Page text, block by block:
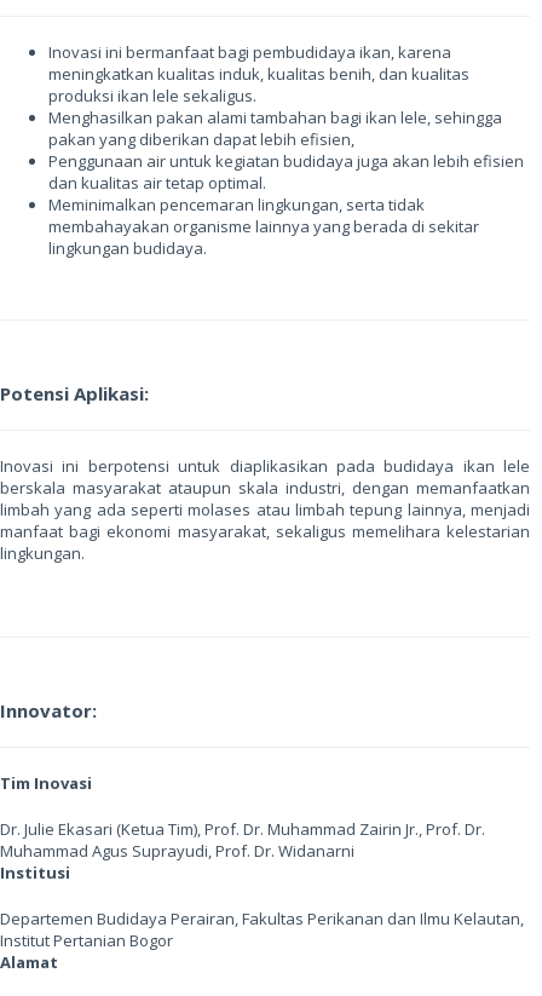
Inovasi ini bermanfaat bagi pembudidaya ikan, karena
meningkatkan kualitas induk, kualitas benih, dan kualitas
produksi ikan lele sekaligus.
Menghasilkan pakan alami tambahan bagi ikan lele, sehingga
pakan yang diberikan dapat lebih efisien,
Penggunaan air untuk kegiatan budidaya juga akan lebih efisien
dan kualitas air tetap optimal.
Meminimalkan pencemaran lingkungan, serta tidak
membahayakan organisme lainnya yang berada di sekitar
lingkungan budidaya.
Potensi Aplikasi:
Inovasi ini berpotensi untuk diaplikasikan pada budidaya ikan lele
berskala masyarakat ataupun skala industri, dengan memanfaatkan
limbah yang ada seperti molases atau limbah tepung lainnya, menjadi
manfaat bagi ekonomi masyarakat, sekaligus memelihara kelestarian
lingkungan.
Innovator:
Tim Inovasi
Dr. Julie Ekasari (Ketua Tim), Prof. Dr. Muhammad Zairin Jr., Prof. Dr.
Muhammad Agus Suprayudi, Prof. Dr. Widanarni
Institusi
Departemen Budidaya Perairan, Fakultas Perikanan dan Ilmu Kelautan,
Institut Pertanian Bogor
Alamat